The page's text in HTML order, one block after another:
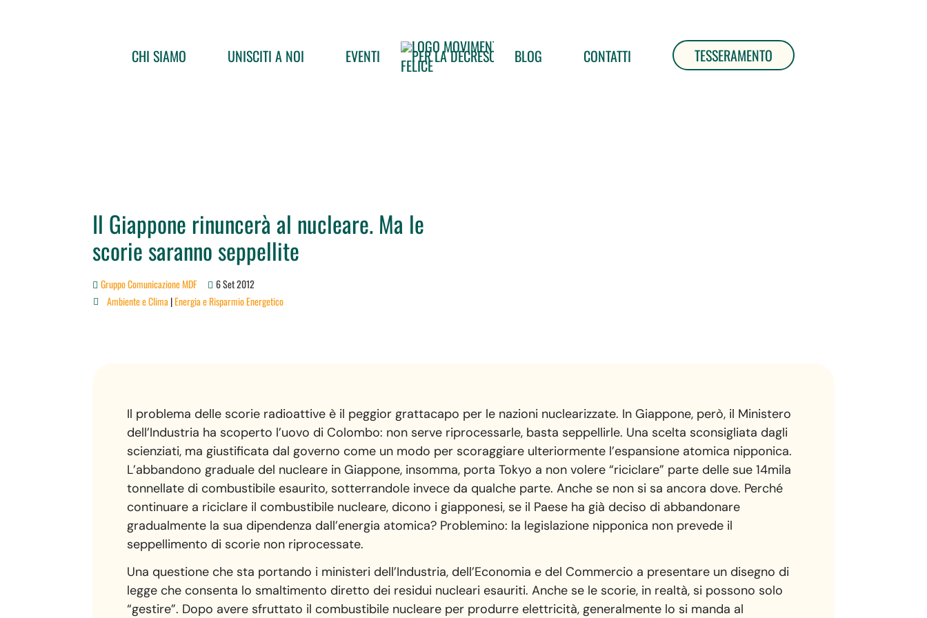
CHI SIAMO UNISCITI A NOI EVENTI BLOG CONTATTI TESSERAMENTO
Il Giappone rinuncerà al nucleare. Ma le
scorie saranno seppellite
Gruppo Comunicazione MDF 6 Set 2012
 Ambiente e Clima|Energia e Risparmio Energetico
Il problema delle scorie radioattive è il peggior grattacapo per le nazioni nuclearizzate. In Giappone, però, il Ministero
dell’Industria ha scoperto l’uovo di Colombo: non serve riprocessarle, basta seppellirle. Una scelta sconsigliata dagli
scienziati, ma giustificata dal governo come un modo per scoraggiare ulteriormente l’espansione atomica nipponica.
L’abbandono graduale del nucleare in Giappone, insomma, porta Tokyo a non volere “riciclare” parte delle sue 14mila
tonnellate di combustibile esaurito, sotterrandole invece da qualche parte. Anche se non si sa ancora dove. Perché
continuare a riciclare il combustibile nucleare, dicono i giapponesi, se il Paese ha già deciso di abbandonare
gradualmente la sua dipendenza dall’energia atomica? Problemino: la legislazione nipponica non prevede il
seppellimento di scorie non riprocessate.
Una questione che sta portando i ministeri dell’Industria, dell’Economia e del Commercio a presentare un disegno di
legge che consenta lo smaltimento diretto dei residui nucleari esauriti. Anche se le scorie, in realtà, si possono solo
“gestire”. Dopo avere sfruttato il combustibile nucleare per produrre elettricità, generalmente lo si manda al